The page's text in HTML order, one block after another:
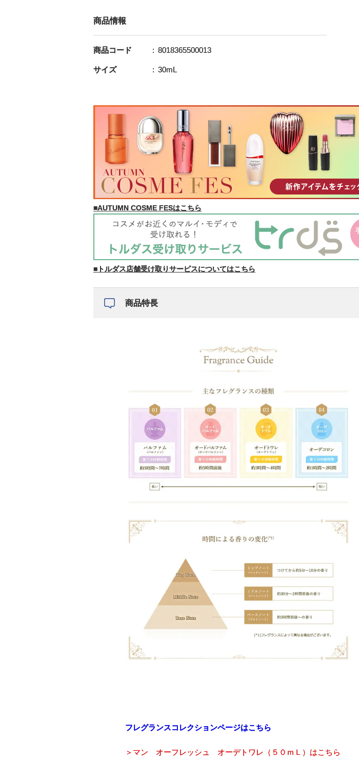
商品情報
商品コード 8018365500013
サイズ 30mL
■AUTUMN COSME FESはこちら
■トルダス店舗受け取りサービスについてはこちら
商品特長
フレグランスコレクションページはこちら
＞マン オーフレッシュ オーデトワレ（５０ｍＬ）はこちら